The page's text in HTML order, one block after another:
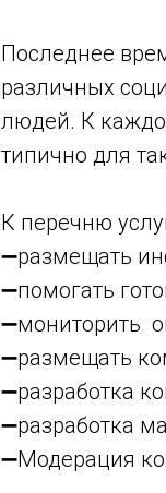
Последнее
различных
людей. К
типично для
К перечню
➖размещать
➖помогать
➖мониторить
➖размещать
➖разработка
➖разработка
➖Модерация